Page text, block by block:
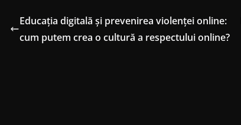
Educația digitală și prevenirea violenței online:
cum putem crea o cultură a respectului online?